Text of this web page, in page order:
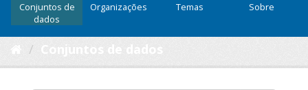
Conjuntos de
dados
Organizações Temas Sobre